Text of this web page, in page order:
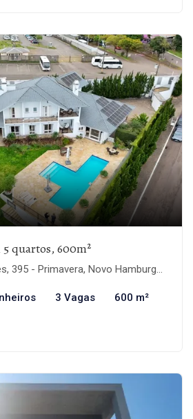
5 quartos, 600m²
- Primavera, Novo Hamburgo-RS
3 Vagas 600 m²